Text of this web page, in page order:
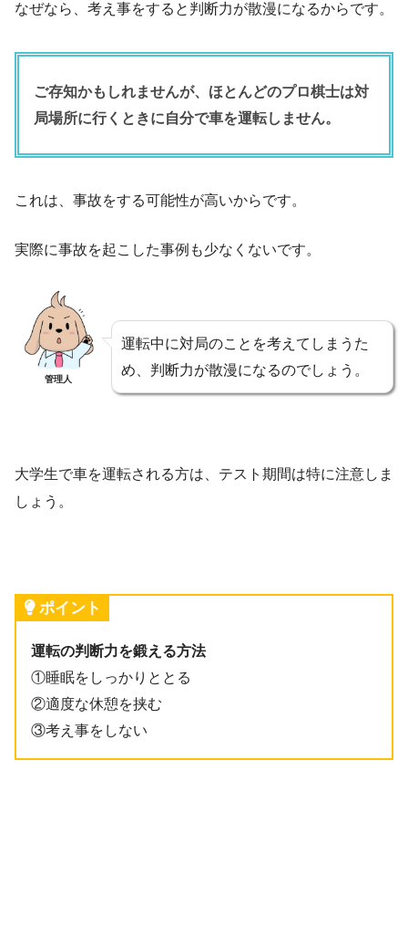
なぜなら、考え事をすると判断力が散漫になるからです。
ご存知かもしれませんが、ほとんどのプロ棋士は対
局場所に行くときに自分で車を運転しません。
これは、事故をする可能性が高いからです。
実際に事故を起こした事例も少なくないです。
管理人
運転中に対局のことを考えてしまうた
め、判断力が散漫になるのでしょう。
大学生で車を運転される方は、テスト期間は特に注意しま
しょう。
ポイント
運転の判断力を鍛える方法
①睡眠をしっかりととる
②適度な休憩を挟む
③考え事をしない